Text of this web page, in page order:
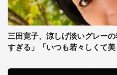
三田寛子、涼しげ淡いグレー
すぎる」「いつも若々しくて美